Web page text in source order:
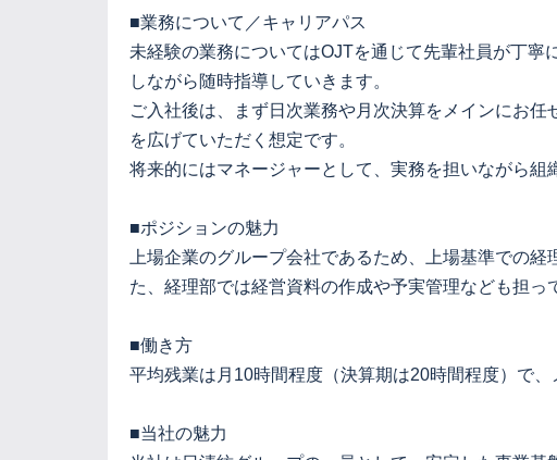
■業務について／キャリアパス
未経験の業務についてはOJTを通じて先輩社員が丁
しながら随時指導していきます。
ご入社後は、まず日次業務や月次決算をメインにお
を広げていただく想定です。
将来的にはマネージャーとして、実務を担いながら組
■ポジションの魅力
上場企業のグループ会社であるため、上場基準での
た、経理部では経営資料の作成や予実管理なども担
■働き方
平均残業は月10時間程度（決算期は20時間程度）で、
■当社の魅力